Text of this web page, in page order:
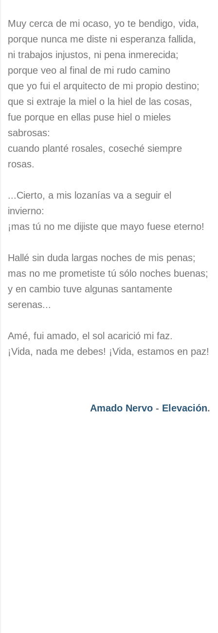
Muy cerca de mi ocaso, yo te bendigo, vida,
porque nunca me diste ni esperanza fallida,
ni trabajos injustos, ni pena inmerecida;
porque veo al final de mi rudo camino
que yo fui el arquitecto de mi propio destino;
que si extraje la miel o la hiel de las cosas,
fue porque en ellas puse hiel o mieles
sabrosas:
cuando planté rosales, coseché siempre
rosas.
...Cierto, a mis lozanías va a seguir el
invierno:
¡mas tú no me dijiste que mayo fuese eterno!
Hallé sin duda largas noches de mis penas;
mas no me prometiste tú sólo noches buenas;
y en cambio tuve algunas santamente
serenas...
Amé, fui amado, el sol acarició mi faz.
¡Vida, nada me debes! ¡Vida, estamos en paz!
Amado Nervo - Elevación.